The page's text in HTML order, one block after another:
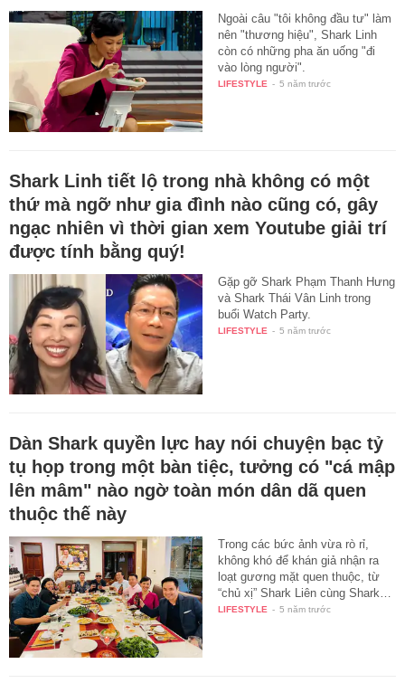
Ngoài câu "tôi không đầu tư" làm
nên "thương hiệu", Shark Linh
còn có những pha ăn uống "đi
vào lòng người".
LIFESTYLE - 5 năm trước
Shark Linh tiết lộ trong nhà không có một
thứ mà ngỡ như gia đình nào cũng có, gây
ngạc nhiên vì thời gian xem Youtube giải trí
được tính bằng quý!
Gặp gỡ Shark Phạm Thanh Hưng
và Shark Thái Vân Linh trong
buổi Watch Party.
LIFESTYLE - 5 năm trước
Dàn Shark quyền lực hay nói chuyện bạc tỷ
tụ họp trong một bàn tiệc, tưởng có "cá mập
lên mâm" nào ngờ toàn món dân dã quen
thuộc thế này
Trong các bức ảnh vừa rò rỉ,
không khó để khán giả nhận ra
loạt gương mặt quen thuộc, từ
“chủ xị” Shark Liên cùng Shark…
LIFESTYLE - 5 năm trước